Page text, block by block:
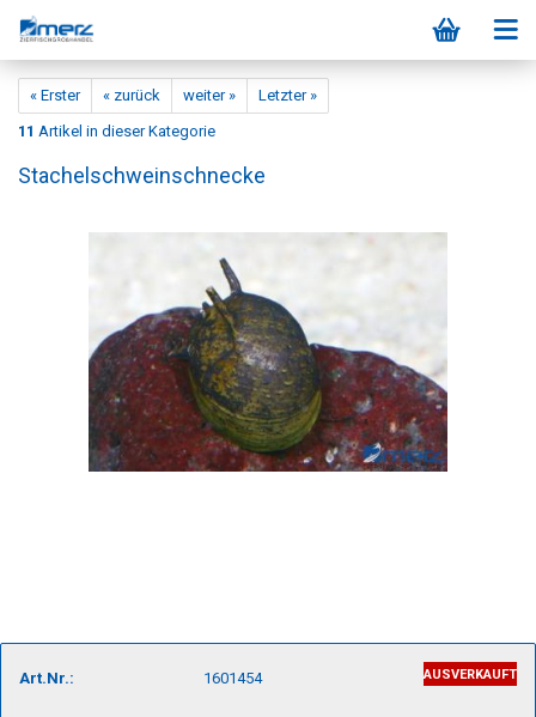
« Erster « zurück weiter »
Letzter »
11 Artikel in dieser Kategorie
Stachelschweinschnecke
AUSVERKAUFT
Art.Nr.: 1601454